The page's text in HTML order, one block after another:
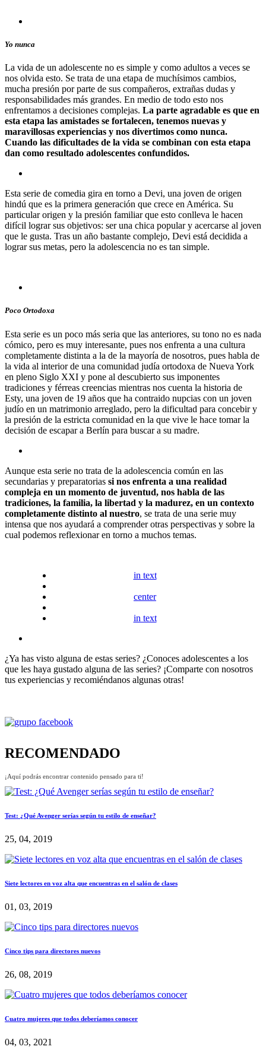
Yo nunca
La vida de un adolescente no es simple y como adultos a veces se
nos olvida esto. Se trata de una etapa de muchísimos cambios,
mucha presión por parte de sus compañeros, extrañas dudas y
responsabilidades más grandes. En medio de todo esto nos
enfrentamos a decisiones complejas. La parte agradable es que en
esta etapa las amistades se fortalecen, tenemos nuevas y
maravillosas experiencias y nos divertimos como nunca.
Cuando las dificultades de la vida se combinan con esta etapa
dan como resultado adolescentes confundidos.
Esta serie de comedia gira en torno a Devi, una joven de origen
hindú que es la primera generación que crece en América. Su
particular origen y la presión familiar que esto conlleva le hacen
difícil lograr sus objetivos: ser una chica popular y acercarse al joven
que le gusta. Tras un año bastante complejo, Devi está decidida a
lograr sus metas, pero la adolescencia no es tan simple.
Poco Ortodoxa
Esta serie es un poco más seria que las anteriores, su tono no es nada
cómico, pero es muy interesante, pues nos enfrenta a una cultura
completamente distinta a la de la mayoría de nosotros, pues habla de
la vida al interior de una comunidad judía ortodoxa de Nueva York
en pleno Siglo XXI y pone al descubierto sus imponentes
tradiciones y férreas creencias mientras nos cuenta la historia de
Esty, una joven de 19 años que ha contraido nupcias con un joven
judío en un matrimonio arreglado, pero la dificultad para concebir y
la presión de la estricta comunidad en la que vive le hace tomar la
decisión de escapar a Berlín para buscar a su madre.
Aunque esta serie no trata de la adolescencia común en las
secundarias y preparatorias si nos enfrenta a una realidad
compleja en un momento de juventud, nos habla de las
tradiciones, la familia, la libertad y la madurez, en un contexto
completamente distinto al nuestro, se trata de una serie muy
intensa que nos ayudará a comprender otras perspectivas y sobre la
cual podemos reflexionar en torno a muchos temas.
in text
center
in text
¿Ya has visto alguna de estas series? ¿Conoces adolescentes a los
que les haya gustado alguna de las series? ¡Comparte con nosotros
tus experiencias y recomiéndanos algunas otras!
RECOMENDADO
¡Aquí podrás encontrar contenido pensado para ti!
Test: ¿Qué Avenger serías según tu estilo de enseñar?
25, 04, 2019
Siete lectores en voz alta que encuentras en el salón de clases
01, 03, 2019
Cinco tips para directores nuevos
26, 08, 2019
Cuatro mujeres que todos deberíamos conocer
04, 03, 2021